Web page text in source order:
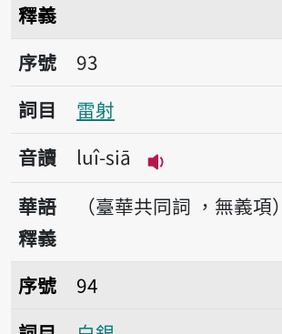
釋義
序號93雷射
序號
93
詞目
雷射
音讀
luî-siā
播放音讀luî-siā
華語
釋義
（臺華共同詞 ，無義項）
序號94白銀
序號
94